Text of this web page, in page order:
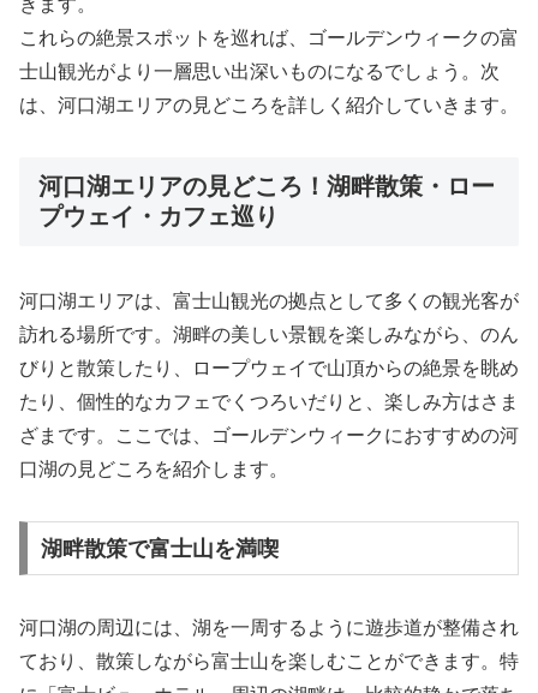
これらの絶景スポットを巡れば、ゴールデンウィークの富
士山観光がより一層思い出深いものになるでしょう。次
は、河口湖エリアの見どころを詳しく紹介していきます。
河口湖エリアの見どころ！湖畔散策・ロー
プウェイ・カフェ巡り
河口湖エリアは、富士山観光の拠点として多くの観光客が
訪れる場所です。湖畔の美しい景観を楽しみながら、のん
びりと散策したり、ロープウェイで山頂からの絶景を眺め
たり、個性的なカフェでくつろいだりと、楽しみ方はさま
ざまです。ここでは、ゴールデンウィークにおすすめの河
口湖の見どころを紹介します。
湖畔散策で富士山を満喫
河口湖の周辺には、湖を一周するように遊歩道が整備され
ており、散策しながら富士山を楽しむことができます。特